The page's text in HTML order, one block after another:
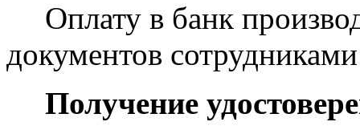
Оплату в банк
документов
Получение